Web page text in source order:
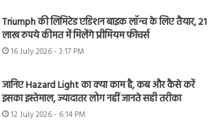
Triumph की लिमिटेड एडिशन बाइक लॉन्च के लिए तैयार, 21
लाख रुपये कीमत में मिलेंगे प्रीमियम फीचर्स
16 July 2026 - 3:17 PM
जानिए Hazard Light का क्या काम है, कब और कैसे करें
इसका इस्तेमाल, ज्यादातर लोग नहीं जानते सही तरीका
12 July 2026 - 6:14 PM